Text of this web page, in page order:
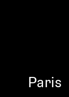
Paris